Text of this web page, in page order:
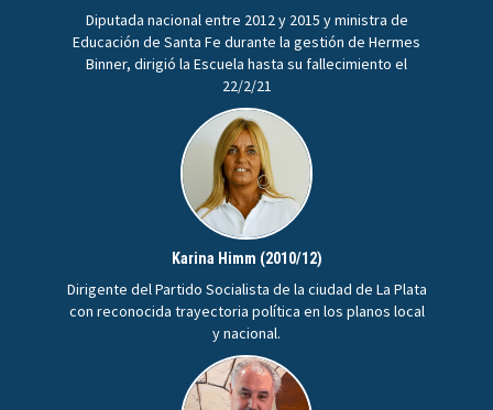
Diputada nacional entre 2012 y 2015 y ministra de
Educación de Santa Fe durante la gestión de Hermes
Binner, dirigió la Escuela hasta su fallecimiento el
22/2/21
Karina Himm (2010/12)
Dirigente del Partido Socialista de la ciudad de La Plata
con reconocida trayectoria política en los planos local
y nacional.